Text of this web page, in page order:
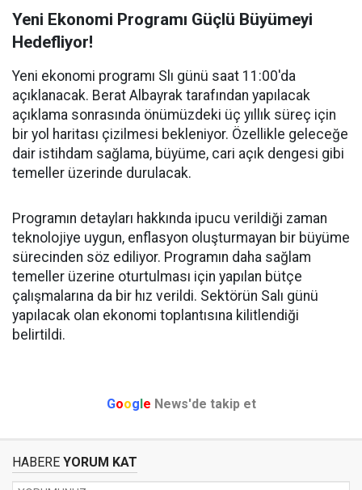
Yeni Ekonomi Programı Güçlü Büyümeyi
Hedefliyor!
Yeni ekonomi programı Slı günü saat 11:00'da
açıklanacak. Berat Albayrak tarafından yapılacak
açıklama sonrasında önümüzdeki üç yıllık süreç için
bir yol haritası çizilmesi bekleniyor. Özellikle geleceğe
dair istihdam sağlama, büyüme, cari açık dengesi gibi
temeller üzerinde durulacak.
Programın detayları hakkında ipucu verildiği zaman
teknolojiye uygun, enflasyon oluşturmayan bir büyüme
sürecinden söz ediliyor. Programın daha sağlam
temeller üzerine oturtulması için yapılan bütçe
çalışmalarına da bir hız verildi. Sektörün Salı günü
yapılacak olan ekonomi toplantısına kilitlendiği
belirtildi.
Google News'de takip et
HABERE YORUM KAT